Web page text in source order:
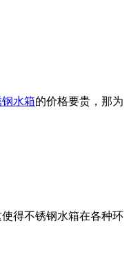
水箱的价格要贵，那为
得不锈钢水箱在各种环